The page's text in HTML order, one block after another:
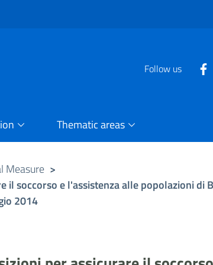
Follow us
Thematic areas
Measure >
soccorso e l'assistenza alle popolazioni di
2014